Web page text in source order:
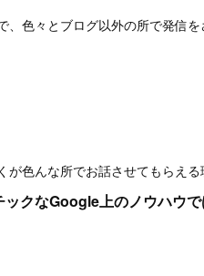
、色々とブログ以外の所で発信を
が色んな所でお話させてもらえる
ックなGoogle上のノウハウ